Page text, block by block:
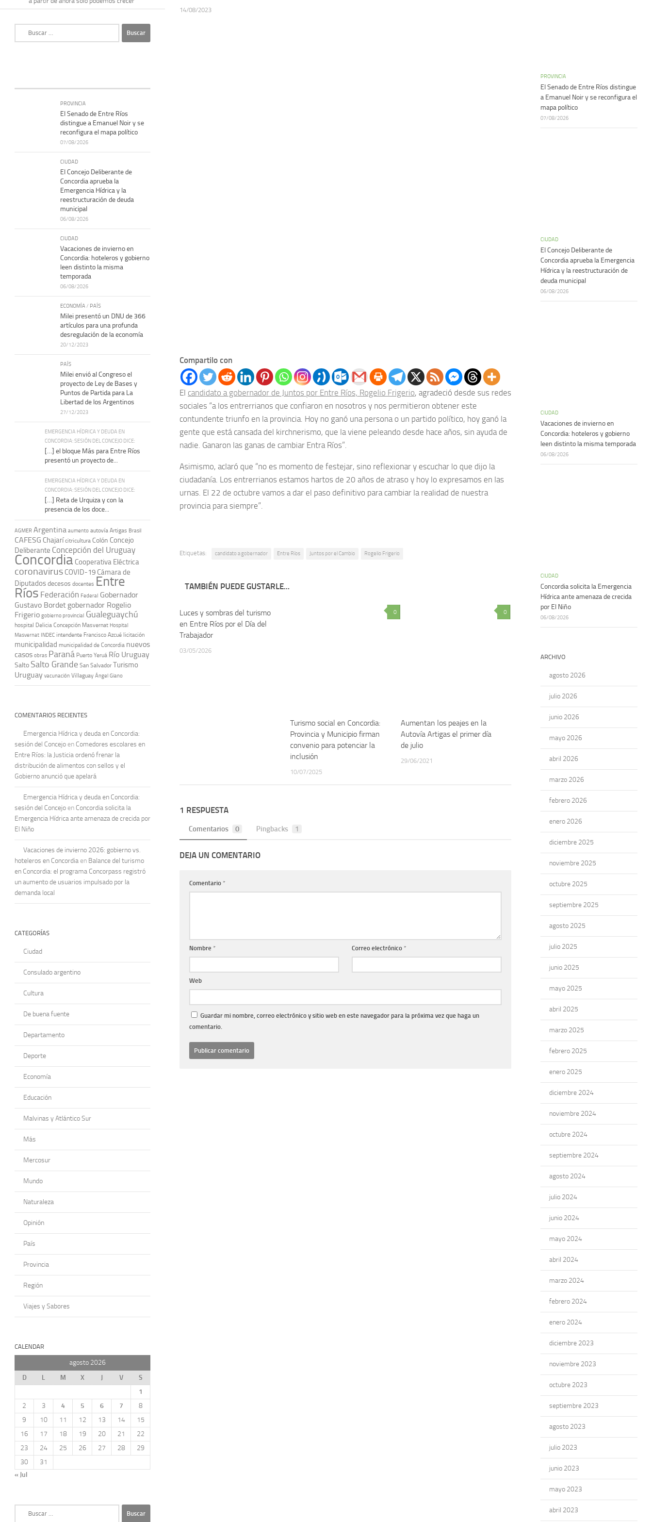
14/08/2023
Compartilo con
El candidato a gobernador de Juntos por Entre Ríos, Rogelio Frigerio, agradeció desde sus redes
sociales “a los entrerrianos que confiaron en nosotros y nos permitieron obtener este
contundente triunfo en la provincia. Hoy no ganó una persona o un partido político, hoy ganó la
gente que está cansada del kirchnerismo, que la viene peleando desde hace años, sin ayuda de
nadie. Ganaron las ganas de cambiar Entra Ríos”.
Asimismo, aclaró que “no es momento de festejar, sino reflexionar y escuchar lo que dijo la
ciudadanía. Los entrerrianos estamos hartos de 20 años de atraso y hoy lo expresamos en las
urnas. El 22 de octubre vamos a dar el paso definitivo para cambiar la realidad de nuestra
provincia para siempre”.
Etiquetas: candidato a gobernador Entre Ríos Juntos por el Cambio Rogelio Frigerio
TAMBIÉN PUEDE GUSTARLE...
Luces y sombras del turismo
en Entre Ríos por el Día del
Trabajador
03/05/2026
0
Turismo social en Concordia:
Provincia y Municipio firman
convenio para potenciar la
inclusión
10/07/2025
0
Aumentan los peajes en la
Autovía Artigas el primer día
de julio
29/06/2021
1 RESPUESTA
Comentarios 0 Pingbacks 1
DEJA UN COMENTARIO
Comentario *
Nombre * Correo electrónico *
Web
Guardar mi nombre, correo electrónico y sitio web en este navegador para la próxima vez que haga un
comentario.
PROVINCIA
El Senado de Entre Ríos
distingue a Emanuel Noir y se
reconfigura el mapa político
07/08/2026
CIUDAD
El Concejo Deliberante de
Concordia aprueba la
Emergencia Hídrica y la
reestructuración de deuda
municipal
06/08/2026
CIUDAD
Vacaciones de invierno en
Concordia: hoteleros y gobierno
leen distinto la misma
temporada
06/08/2026
ECONOMÍA / PAÍS
Milei presentó un DNU de 366
artículos para una profunda
desregulación de la economía
20/12/2023
PAÍS
Milei envió al Congreso el
proyecto de Ley de Bases y
Puntos de Partida para La
Libertad de los Argentinos
27/12/2023
EMERGENCIA HÍDRICA Y DEUDA EN
CONCORDIA: SESIÓN DEL CONCEJO DICE:
[…] el bloque Más para Entre Ríos
presentó un proyecto de...
EMERGENCIA HÍDRICA Y DEUDA EN
CONCORDIA: SESIÓN DEL CONCEJO DICE:
[…] Reta de Urquiza y con la
presencia de los doce...
AGMER Argentina aumento autovía Artigas Brasil
CAFESG Chajarí citricultura Colón Concejo
Deliberante Concepción del Uruguay
Concordia Cooperativa Eléctrica
coronavirus COVID-19 Cámara de
Diputadosdecesos docentes Entre
Ríos Federación Federal Gobernador
Gustavo Bordet gobernador Rogelio
Frigerio gobierno provincial Gualeguaychú
hospital Delicia Concepción Masvernat Hospital
Masvernat INDEC intendente Francisco Azcué licitación
municipalidad municipalidad de Concordia nuevos
casos obras Paraná Puerto Yeruá Río Uruguay
Salto Salto Grande San Salvador Turismo
Uruguay vacunación Villaguay Ángel Giano
COMENTARIOS RECIENTES
Emergencia Hídrica y deuda en Concordia:
sesión del Concejo en Comedores escolares en
Entre Ríos: la Justicia ordenó frenar la
distribución de alimentos con sellos y el
Gobierno anunció que apelará
Emergencia Hídrica y deuda en Concordia:
sesión del Concejo en Concordia solicita la
Emergencia Hídrica ante amenaza de crecida por
El Niño
Vacaciones de invierno 2026: gobierno vs.
hoteleros en Concordia en Balance del turismo
en Concordia: el programa Concorpass registró
un aumento de usuarios impulsado por la
demanda local
CATEGORÍAS
Ciudad
Consulado argentino
Cultura
De buena fuente
Departamento
Deporte
Economía
Educación
Malvinas y Atlántico Sur
Más
Mercosur
Mundo
Naturaleza
Opinión
País
Provincia
Región
Viajes y Sabores
CALENDAR
agosto 2026
D
L M X J V
S
1
2
3 4 5 6 7
8
9
10 11 12 13 14
15
16
17 18 19 20 21
22
23
24 25 26 27 28
29
30
31
« Jul
PROVINCIA
El Senado de Entre Ríos distingue
a Emanuel Noir y se reconfigura el
mapa político
07/08/2026
CIUDAD
El Concejo Deliberante de
Concordia aprueba la Emergencia
Hídrica y la reestructuración de
deuda municipal
06/08/2026
CIUDAD
Vacaciones de invierno en
Concordia: hoteleros y gobierno
leen distinto la misma temporada
06/08/2026
CIUDAD
Concordia solicita la Emergencia
Hídrica ante amenaza de crecida
por El Niño
06/08/2026
ARCHIVO
agosto 2026
julio 2026
junio 2026
mayo 2026
abril 2026
marzo 2026
febrero 2026
enero 2026
diciembre 2025
noviembre 2025
octubre 2025
septiembre 2025
agosto 2025
julio 2025
junio 2025
mayo 2025
abril 2025
marzo 2025
febrero 2025
enero 2025
diciembre 2024
noviembre 2024
octubre 2024
septiembre 2024
agosto 2024
julio 2024
junio 2024
mayo 2024
abril 2024
marzo 2024
febrero 2024
enero 2024
diciembre 2023
noviembre 2023
octubre 2023
septiembre 2023
agosto 2023
julio 2023
junio 2023
mayo 2023
abril 2023